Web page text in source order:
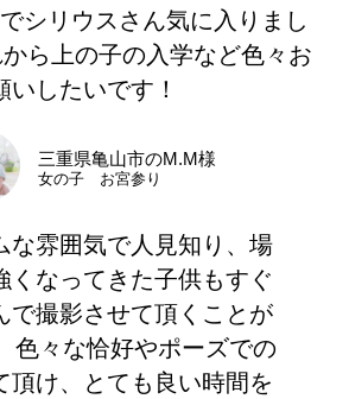
な雰囲気で人見知り、場
くなってきた子供もすぐ
で撮影させて頂くことが
色々な恰好やポーズでの
頂け、とても良い時間を
シリウスさん気に入りまし
ら上の子の入学など色々お
いしたいです！
三重県亀山市のM.M様
女の子 お宮参り